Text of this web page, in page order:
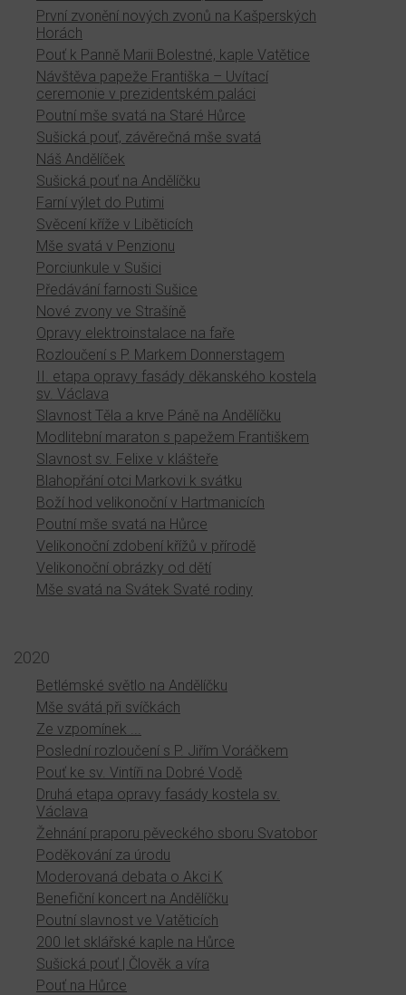
První zvonění nových zvonů na Kašperských
Horách
Pouť k Panně Marii Bolestné, kaple Vatětice
Návštěva papeže Františka – Uvítací
ceremonie v prezidentském paláci
Poutní mše svatá na Staré Hůrce
Sušická pouť, závěrečná mše svatá
Náš Andělíček
Sušická pouť na Andělíčku
Farní výlet do Putimi
Svěcení kříže v Liběticích
Mše svatá v Penzionu
Porciunkule v Sušici
Předávání farnosti Sušice
Nové zvony ve Strašíně
Opravy elektroinstalace na faře
Rozloučení s P. Markem Donnerstagem
II. etapa opravy fasády děkanského kostela
sv. Václava
Slavnost Těla a krve Páně na Andělíčku
Modlitební maraton s papežem Františkem
Slavnost sv. Felixe v klášteře
Blahopřání otci Markovi k svátku
Boží hod velikonoční v Hartmanicích
Poutní mše svatá na Hůrce
Velikonoční zdobení křížů v přírodě
Velikonoční obrázky od dětí
Mše svatá na Svátek Svaté rodiny
2020
Betlémské světlo na Andělíčku
Mše svátá při svíčkách
Ze vzpomínek ...
Poslední rozloučení s P. Jiřím Voráčkem
Pouť ke sv. Vintíři na Dobré Vodě
Druhá etapa opravy fasády kostela sv.
Václava
Žehnání praporu pěveckého sboru Svatobor
Poděkování za úrodu
Moderovaná debata o Akci K
Benefiční koncert na Andělíčku
Poutní slavnost ve Vatěticích
200 let sklářské kaple na Hůrce
Sušická pouť | Člověk a víra
Pouť na Hůrce